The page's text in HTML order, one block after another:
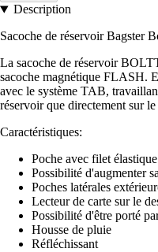
Description
Sacoche de réservoir Bagster
La sacoche de réservoir
sacoche magnétique FLASH.
avec le système TAB,
réservoir que directement sur
Caractéristiques:
Poche avec filet
Possibilité d'augmenter
Poches latérales
Lecteur de carte sur le
Possibilité d'être porté
Housse de pluie
Réfléchissant